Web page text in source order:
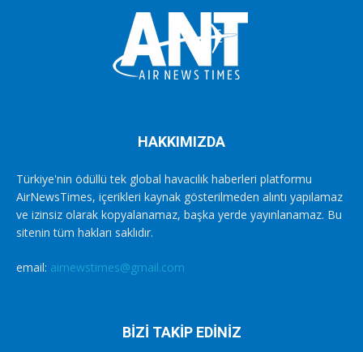
HAKKIMIZDA
Türkiye'nin ödüllü tek global havacılık haberleri platformu
AirNewsTimes, içerikleri kaynak gösterilmeden alıntı yapılamaz
ve izinsiz olarak kopyalanamaz, başka yerde yayınlanamaz. Bu
sitenin tüm hakları saklıdır.
email: airnewstimes@gmail.com
BİZİ TAKİP EDİNİZ